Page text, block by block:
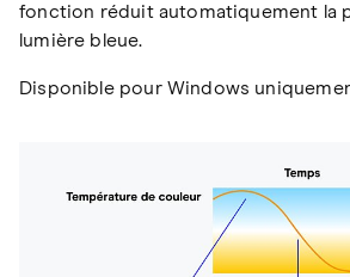
fonction réduit automatiquement la
lumière bleue.
Disponible pour Windows